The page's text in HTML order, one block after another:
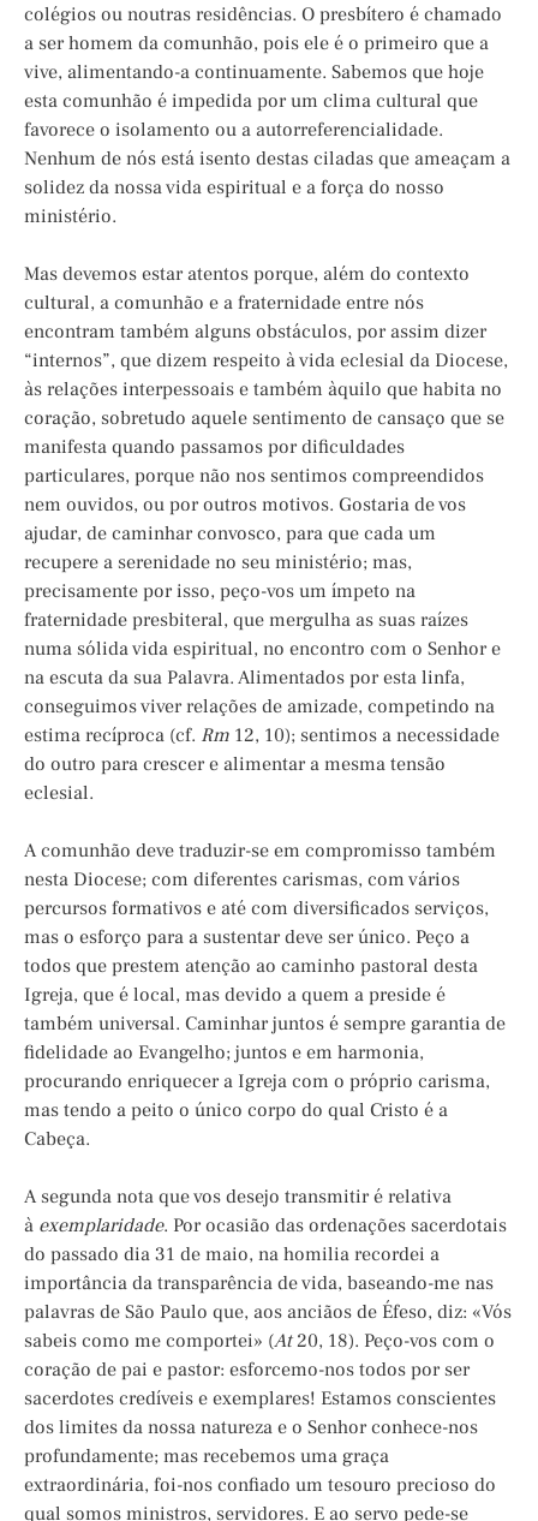
colégios ou noutras residências. O presbítero é chamado
a ser homem da comunhão, pois ele é o primeiro que a
vive, alimentando-a continuamente. Sabemos que hoje
esta comunhão é impedida por um clima cultural que
favorece o isolamento ou a autorreferencialidade.
Nenhum de nós está isento destas ciladas que ameaçam a
solidez da nossa vida espiritual e a força do nosso
ministério.
Mas devemos estar atentos porque, além do contexto
cultural, a comunhão e a fraternidade entre nós
encontram também alguns obstáculos, por assim dizer
“internos”, que dizem respeito à vida eclesial da Diocese,
às relações interpessoais e também àquilo que habita no
coração, sobretudo aquele sentimento de cansaço que se
manifesta quando passamos por dificuldades
particulares, porque não nos sentimos compreendidos
nem ouvidos, ou por outros motivos. Gostaria de vos
ajudar, de caminhar convosco, para que cada um
recupere a serenidade no seu ministério; mas,
precisamente por isso, peço-vos um ímpeto na
fraternidade presbiteral, que mergulha as suas raízes
numa sólida vida espiritual, no encontro com o Senhor e
na escuta da sua Palavra. Alimentados por esta linfa,
conseguimos viver relações de amizade, competindo na
estima recíproca (cf. Rm 12, 10); sentimos a necessidade
do outro para crescer e alimentar a mesma tensão
eclesial.
A comunhão deve traduzir-se em compromisso também
nesta Diocese; com diferentes carismas, com vários
percursos formativos e até com diversificados serviços,
mas o esforço para a sustentar deve ser único. Peço a
todos que prestem atenção ao caminho pastoral desta
Igreja, que é local, mas devido a quem a preside é
também universal. Caminhar juntos é sempre garantia de
fidelidade ao Evangelho; juntos e em harmonia,
procurando enriquecer a Igreja com o próprio carisma,
mas tendo a peito o único corpo do qual Cristo é a
Cabeça.
A segunda nota que vos desejo transmitir é relativa
à exemplaridade. Por ocasião das ordenações sacerdotais
do passado dia 31 de maio, na homilia recordei a
importância da transparência de vida, baseando-me nas
palavras de São Paulo que, aos anciãos de Éfeso, diz: «Vós
sabeis como me comportei» (At20, 18). Peço-vos com o
coração de pai e pastor: esforcemo-nos todos por ser
sacerdotes credíveis e exemplares! Estamos conscientes
dos limites da nossa natureza e o Senhor conhece-nos
profundamente; mas recebemos uma graça
extraordinária, foi-nos confiado um tesouro precioso do
qual somos ministros, servidores. E ao servo pede-se